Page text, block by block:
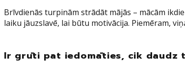
Brīvdienās turpinām strādāt mājās – mācām
laiku jāuzslavē, lai būtu motivācija. Piemēram,
Ir grūti pat iedomāties, cik daudz